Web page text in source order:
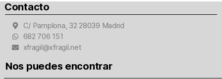
Contacto
C/ Pamplona, 32 28039 Madrid
682 706 151
xfragil@xfragil.net
Nos puedes encontrar